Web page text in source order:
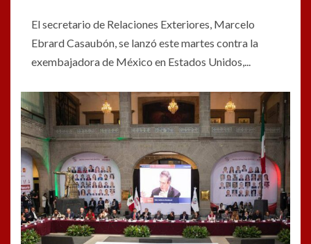
El secretario de Relaciones Exteriores, Marcelo
Ebrard Casaubón, se lanzó este martes contra la
exembajadora de México en Estados Unidos,...